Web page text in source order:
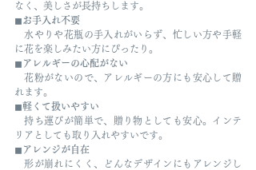
なく、美しさが長持ちします。
◼︎ お手入れ不要
水やりや花瓶の手入れがいらず、忙しい方や手軽
に花を楽しみたい方にぴったり。
◼︎ アレルギーの心配がない
花粉がないので、アレルギーの方にも安心して贈
れます。
◼︎軽くて扱いやすい
持ち運びが簡単で、贈り物としても安心。インテ
リアとしても取り入れやすいです。
◼︎ アレンジが自在
形が崩れにくく、どんなデザインにもアレンジし